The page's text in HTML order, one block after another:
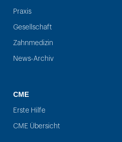
Praxis
Gesellschaft
Zahnmedizin
News-Archiv
CME
Erste Hilfe
CME Übersicht